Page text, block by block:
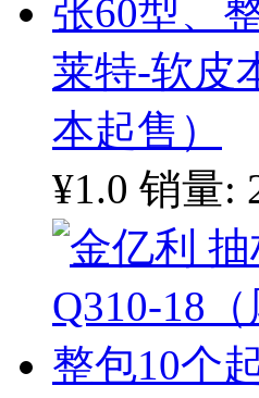
莱特-软皮
本起售）
¥1.0 销量: